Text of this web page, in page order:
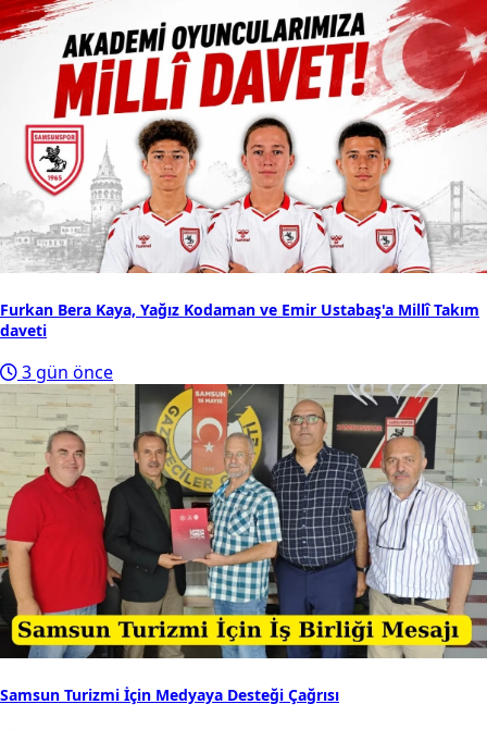
Furkan Bera Kaya, Yağız Kodaman ve Emir Ustabaş'a Millî Takım
daveti
3 gün önce
Samsun Turizmi İçin Medyaya Desteği Çağrısı